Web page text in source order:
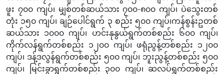
ဖူး ၇၀၀ ကျပ်၊ မျှစ်တစ်ဆယ်သား ၇၀၀-၈၀၀ ကျပ်၊ ပဲသွေးတစ်
တုံး ၁၅၀ ကျပ်၊ ချဉ်ပေါင်ရွက် ၃ စည်း ၅၀၀ ကျပ်၊ကန်စွန်းဥတစ်
ဆယ်သား ၁၀၀၀ ကျပ်၊ ဟင်းနုနွယ်ရွက်တစ်စည်း ၆၀၀ ကျပ်၊
ကိုက်လန်ရွက်တစ်စည်း ၁၂၀၀ ကျပ်၊ ဖရုံညွန့်တစ်စည်း ၁၂၀၀
ကျပ်၊ ဒန့်ဒလွန်ရွက်တစ်စည်း ၅၀၀ ကျပ်၊ ဘူးညွန့်တစ်စည်း ၅၀၀
ကျပ်၊ မြင်းခွာရွက်တစ်စည်း ၃၀၀ ကျပ်၊ ဆလပ်ရွက်တစ်စည်း